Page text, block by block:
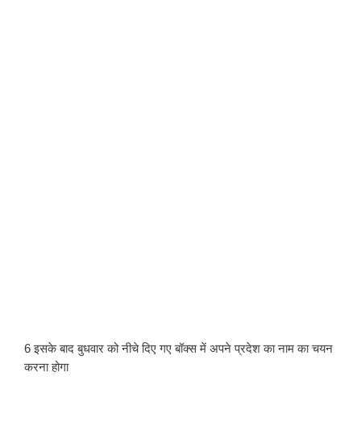
6 इसके बाद बुधवार को नीचे दिए गए बॉक्स में अपने प्रदेश का नाम का चयन
करना होगा